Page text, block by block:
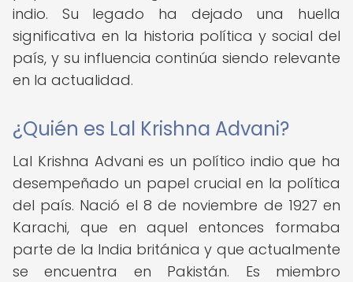
indio. Su legado ha dejado una huella
significativa en la historia política y social del
país, y su influencia continúa siendo relevante
en la actualidad.
¿Quién es Lal Krishna Advani?
Lal Krishna Advani es un político indio que ha
desempeñado un papel crucial en la política
del país. Nació el 8 de noviembre de 1927 en
Karachi, que en aquel entonces formaba
parte de la India británica y que actualmente
se encuentra en Pakistán. Es miembro